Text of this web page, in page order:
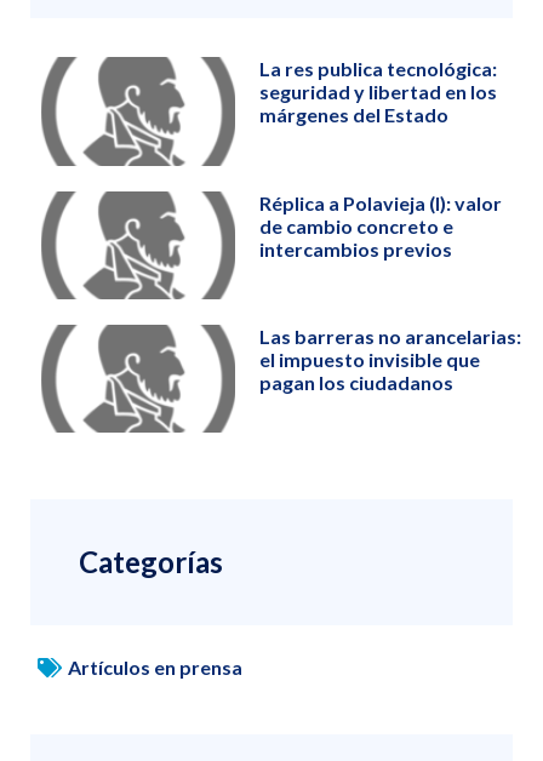
La res publica tecnológica:
seguridad y libertad en los
márgenes del Estado
Réplica a Polavieja (I): valor
de cambio concreto e
intercambios previos
Las barreras no arancelarias:
el impuesto invisible que
pagan los ciudadanos
Categorías
Artículos en prensa